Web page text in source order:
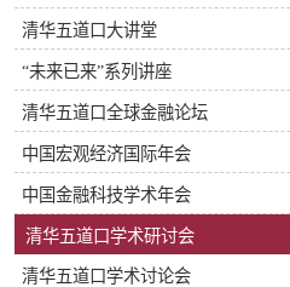
清华五道口大讲堂
“未来已来”系列讲座
清华五道口全球金融论坛
中国宏观经济国际年会
中国金融科技学术年会
清华五道口学术研讨会
清华五道口学术讨论会